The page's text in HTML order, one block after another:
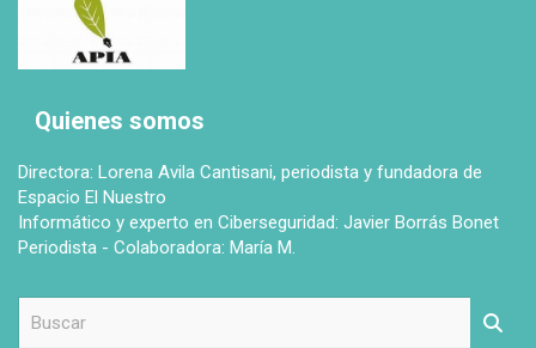
Quienes somos
Directora: Lorena Avila Cantisani, periodista y fundadora de
Espacio El Nuestro
Informático y experto en Ciberseguridad: Javier Borrás Bonet
Periodista - Colaboradora: María M.